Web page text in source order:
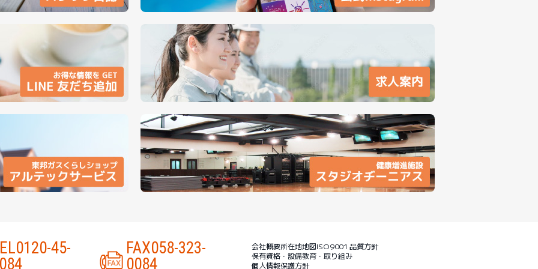
0120-45-
FAX058-323-
0084
会社概要所在地地図ISO9001 品質方針
保有資格・設備教育・取り組み
個人情報保護方針